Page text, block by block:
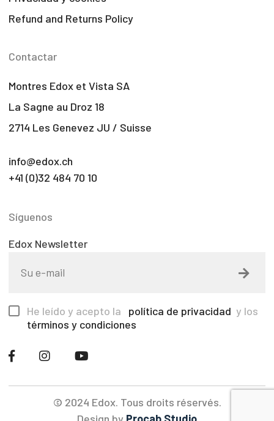
Refund and Returns Policy
Contactar
Montres Edox et Vista SA
La Sagne au Droz 18
2714 Les Genevez JU / Suisse
info@edox.ch
+41 (0)32 484 70 10
Síguenos
Edox Newsletter
He leído y acepto la política de privacidad y los
términos y condiciones
© 2024 Edox. Tous droits réservés.